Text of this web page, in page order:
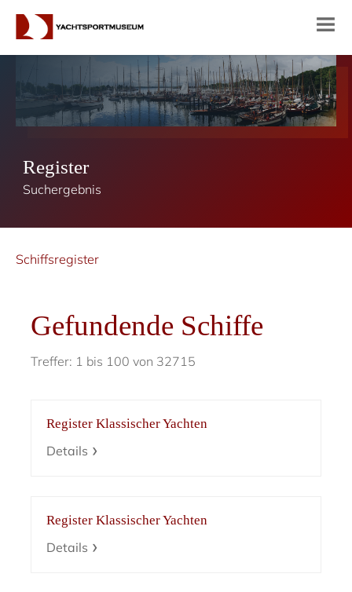
Register
Suchergebnis
Schiffsregister
Gefundende Schiffe
Treffer: 1 bis 100 von 32715
Register Klassischer Yachten
Details
Register Klassischer Yachten
Details